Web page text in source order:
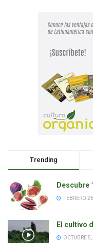
Trending
Descubre
FEBRERO
El cultivo
OCTUBRE